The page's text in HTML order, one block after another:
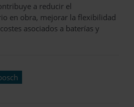
a reducir el
en obra, mejorar la flexibilidad
asociados a baterías y